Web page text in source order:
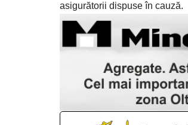
asigurătorii dispuse în cauză.